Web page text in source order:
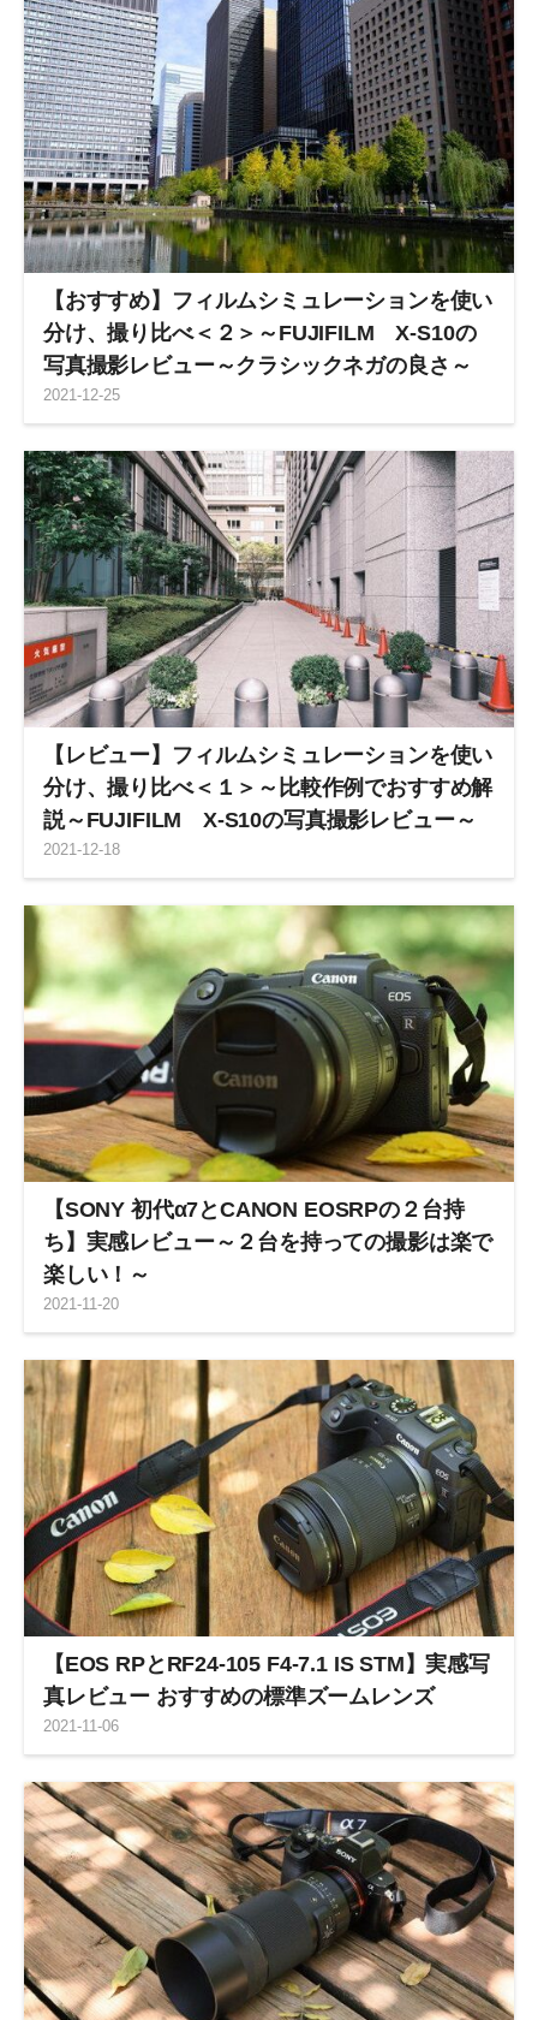
2021-12-25
【おすすめ】フィルムシミュレーションを使い
分け、撮り比べ＜２＞～FUJIFILM X-S10の
写真撮影レビュー～クラシックネガの良さ～
2021-12-18
【レビュー】フィルムシミュレーションを使い
分け、撮り比べ＜１＞～比較作例でおすすめ解
説～FUJIFILM X-S10の写真撮影レビュー～
2021-11-20
【SONY 初代α7とCANON EOSRPの２台持
ち】実感レビュー～２台を持っての撮影は楽で
楽しい！～
2021-11-06
【EOS RPとRF24-105 F4-7.1 IS STM】実感写
真レビュー おすすめの標準ズームレンズ